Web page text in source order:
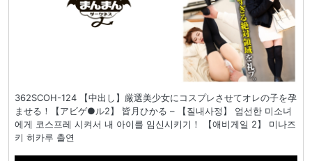
362SCOH-124 【中出し】厳選美少女にコスプレさせてオレの子を孕
ませる！【アビゲ●ル2】 皆月ひかる – 【질내사정】 엄선한 미소녀
에게 코스프레 시켜서 내 아이를 임신시키기！ 【애비게일 2】 미나즈
키 히카루 출연